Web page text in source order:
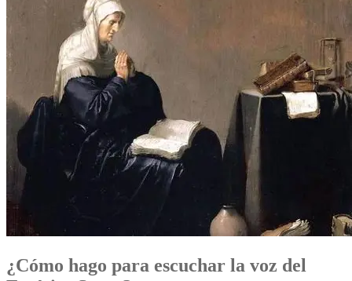
¿Cómo hago para escuchar la voz del